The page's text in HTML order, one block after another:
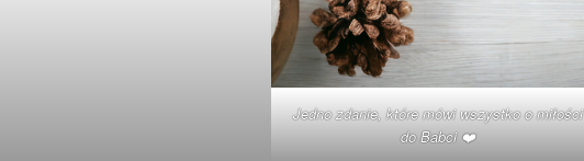
Jedno zdanie, które mówi wszystko o miłości
do Babci ❤️